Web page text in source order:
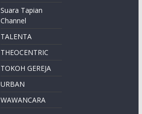
Suara Tapian
Channel
TALENTA
THEOCENTRIC
TOKOH GEREJA
URBAN
WAWANCARA